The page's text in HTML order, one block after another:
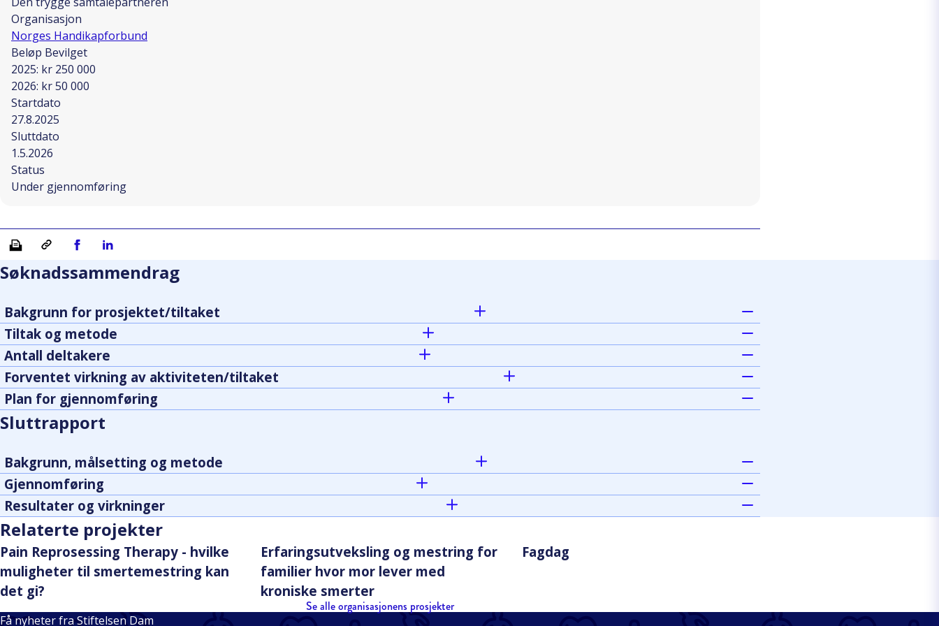
Organisasjon
Norges Handikapforbund
Beløp Bevilget
2025: kr 250 000
2026: kr 50 000
Startdato
27.8.2025
Sluttdato
1.5.2026
Status
Under gjennomføring
Skriv ut Kopiera länkDel på Facebook
Del på Linkedin
Søknadssammendrag
Bakgrunn for prosjektet/tiltaket
Tiltak og metode
Antall deltakere
Forventet virkning av aktiviteten/tiltaket
Plan for gjennomføring
Sluttrapport
Bakgrunn, målsetting og metode
Gjennomføring
Resultater og virkninger
Relaterte projekter
Pain Reprosessing Therapy - hvilke
muligheter til smertemestring kan
det gi?
Erfaringsutveksling og mestring for
familier hvor mor lever med
kroniske smerter
Fagdag
Se alle organisasjonens prosjekter
Få nyheter fra Stiftelsen Dam